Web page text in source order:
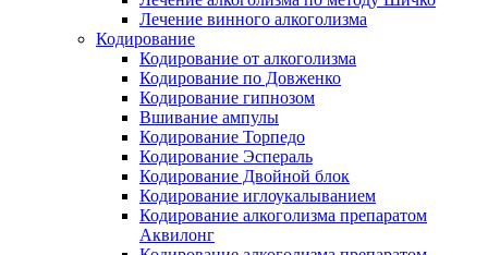
Лечение винного алкоголизма
Кодирование
Кодирование от алкоголизма
Кодирование по Довженко
Кодирование гипнозом
Вшивание ампулы
Кодирование Торпедо
Кодирование Эспераль
Кодирование Двойной блок
Кодирование иглоукалыванием
Кодирование алкоголизма препаратом
Аквилонг